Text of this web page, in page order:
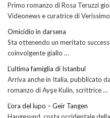
Primo romanzo di Rosa Teruzzi
Videonews e curatrice di
Omicidio in darsena
Sta ottenendo un meritato
coinvolgente giallo …
L’ultima famiglia di Istanbul
Arriva anche in Italia, pubblicato
romanzo di Ayşe Kulin, scrittrice …
L’ora del lupo – Geir Tangen
Haugesund, costa occidentale